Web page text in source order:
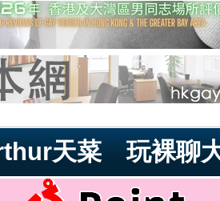
天菜 玩裸聊